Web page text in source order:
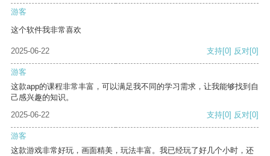
游客
这个软件我非常喜欢
2025-06-22 支持[0] 反对[0]
游客
这款app的课程非常丰富，可以满足我不同的学习需求，让我能够找到自
己感兴趣的知识。
2025-06-22
支持[0] 反对[0]
游客
这款游戏非常好玩，画面精美，玩法丰富。我已经玩了好几个小时，还